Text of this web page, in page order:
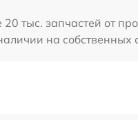
20 тыс. запчастей от
на собственных